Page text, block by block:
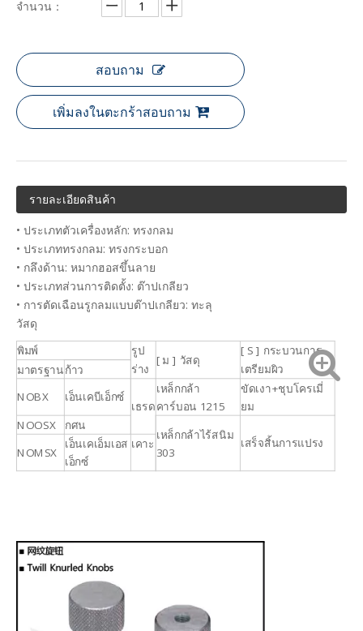
จำนวน：
สอบถาม
เพิ่มลงในตะกร้าสอบถาม
รายละเอียดสินค้า
• ประเภทตัวเครื่องหลัก: ทรงกลม
• ประเภททรงกลม: ทรงกระบอก
• กลึงด้าน: หมากฮอสขึ้นลาย
• ประเภทส่วนการติดตั้ง: ต๊าปเกลียว
• การตัดเฉือนรูกลมแบบต๊าปเกลียว: ทะลุ
วัสดุ
พิมพ์ รูป
ร่าง
[ ม ] วัสดุ
[ S ] กระบวนการ
เตรียมผิว
มาตรฐานก้าว
NOBX เอ็นเคบีเอ็กซ์
เธรด
เหล็กกล้า
คาร์บอน 1215
ขัดเงา+ชุบโครเมี่
ยม
NOOSX
กศน
เหล็กกล้าไร้สนิม
303
เสร็จสิ้นการแปรง
NOMSX
เอ็นเคเอ็มเอส
เอ็กซ์
เคาะ